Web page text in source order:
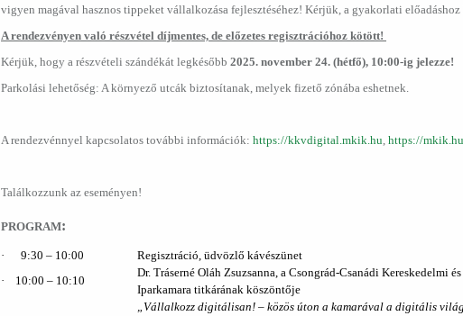
vigyen magával hasznos tippeket vállalkozása fejlesztéséhez! Kérjük, a gyakorlati
A rendezvényen való részvétel díjmentes, de előzetes regisztrációhoz kötött!
Kérjük, hogy a részvételi szándékát legkésőbb 2025. november 24. (hétfő), 10:00-ig jelezze!
Parkolási lehetőség: A környező utcák biztosítanak, melyek fizető zónába eshetnek.
A rendezvénnyel kapcsolatos további információk: https://kkvdigital.mkik.hu, https://
Találkozzunk az eseményen!
PROGRAM:
· 9:30 ‒ 10:00
Regisztráció, üdvözlő kávészünet
·
10:00 ‒ 10:10
Dr. Tráserné Oláh Zsuzsanna, a Csongrád-Csanádi Kereskedelmi és
Iparkamara titkárának köszöntője
„Vállalkozz digitálisan! – közös úton a kamarával a digitális világ